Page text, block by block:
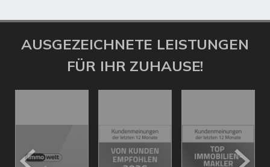
AUSGEZEICHNETE LEISTUNGEN
FÜR IHR ZUHAUSE!